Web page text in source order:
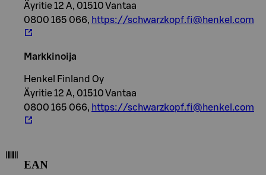
Äyritie 12 A, 01510 Vantaa
0800 165 066, https://schwarzkopf.fi@henkel.com
Markkinoija
Henkel Finland Oy
Äyritie 12 A, 01510 Vantaa
0800 165 066, https://schwarzkopf.fi@henkel.com
EAN